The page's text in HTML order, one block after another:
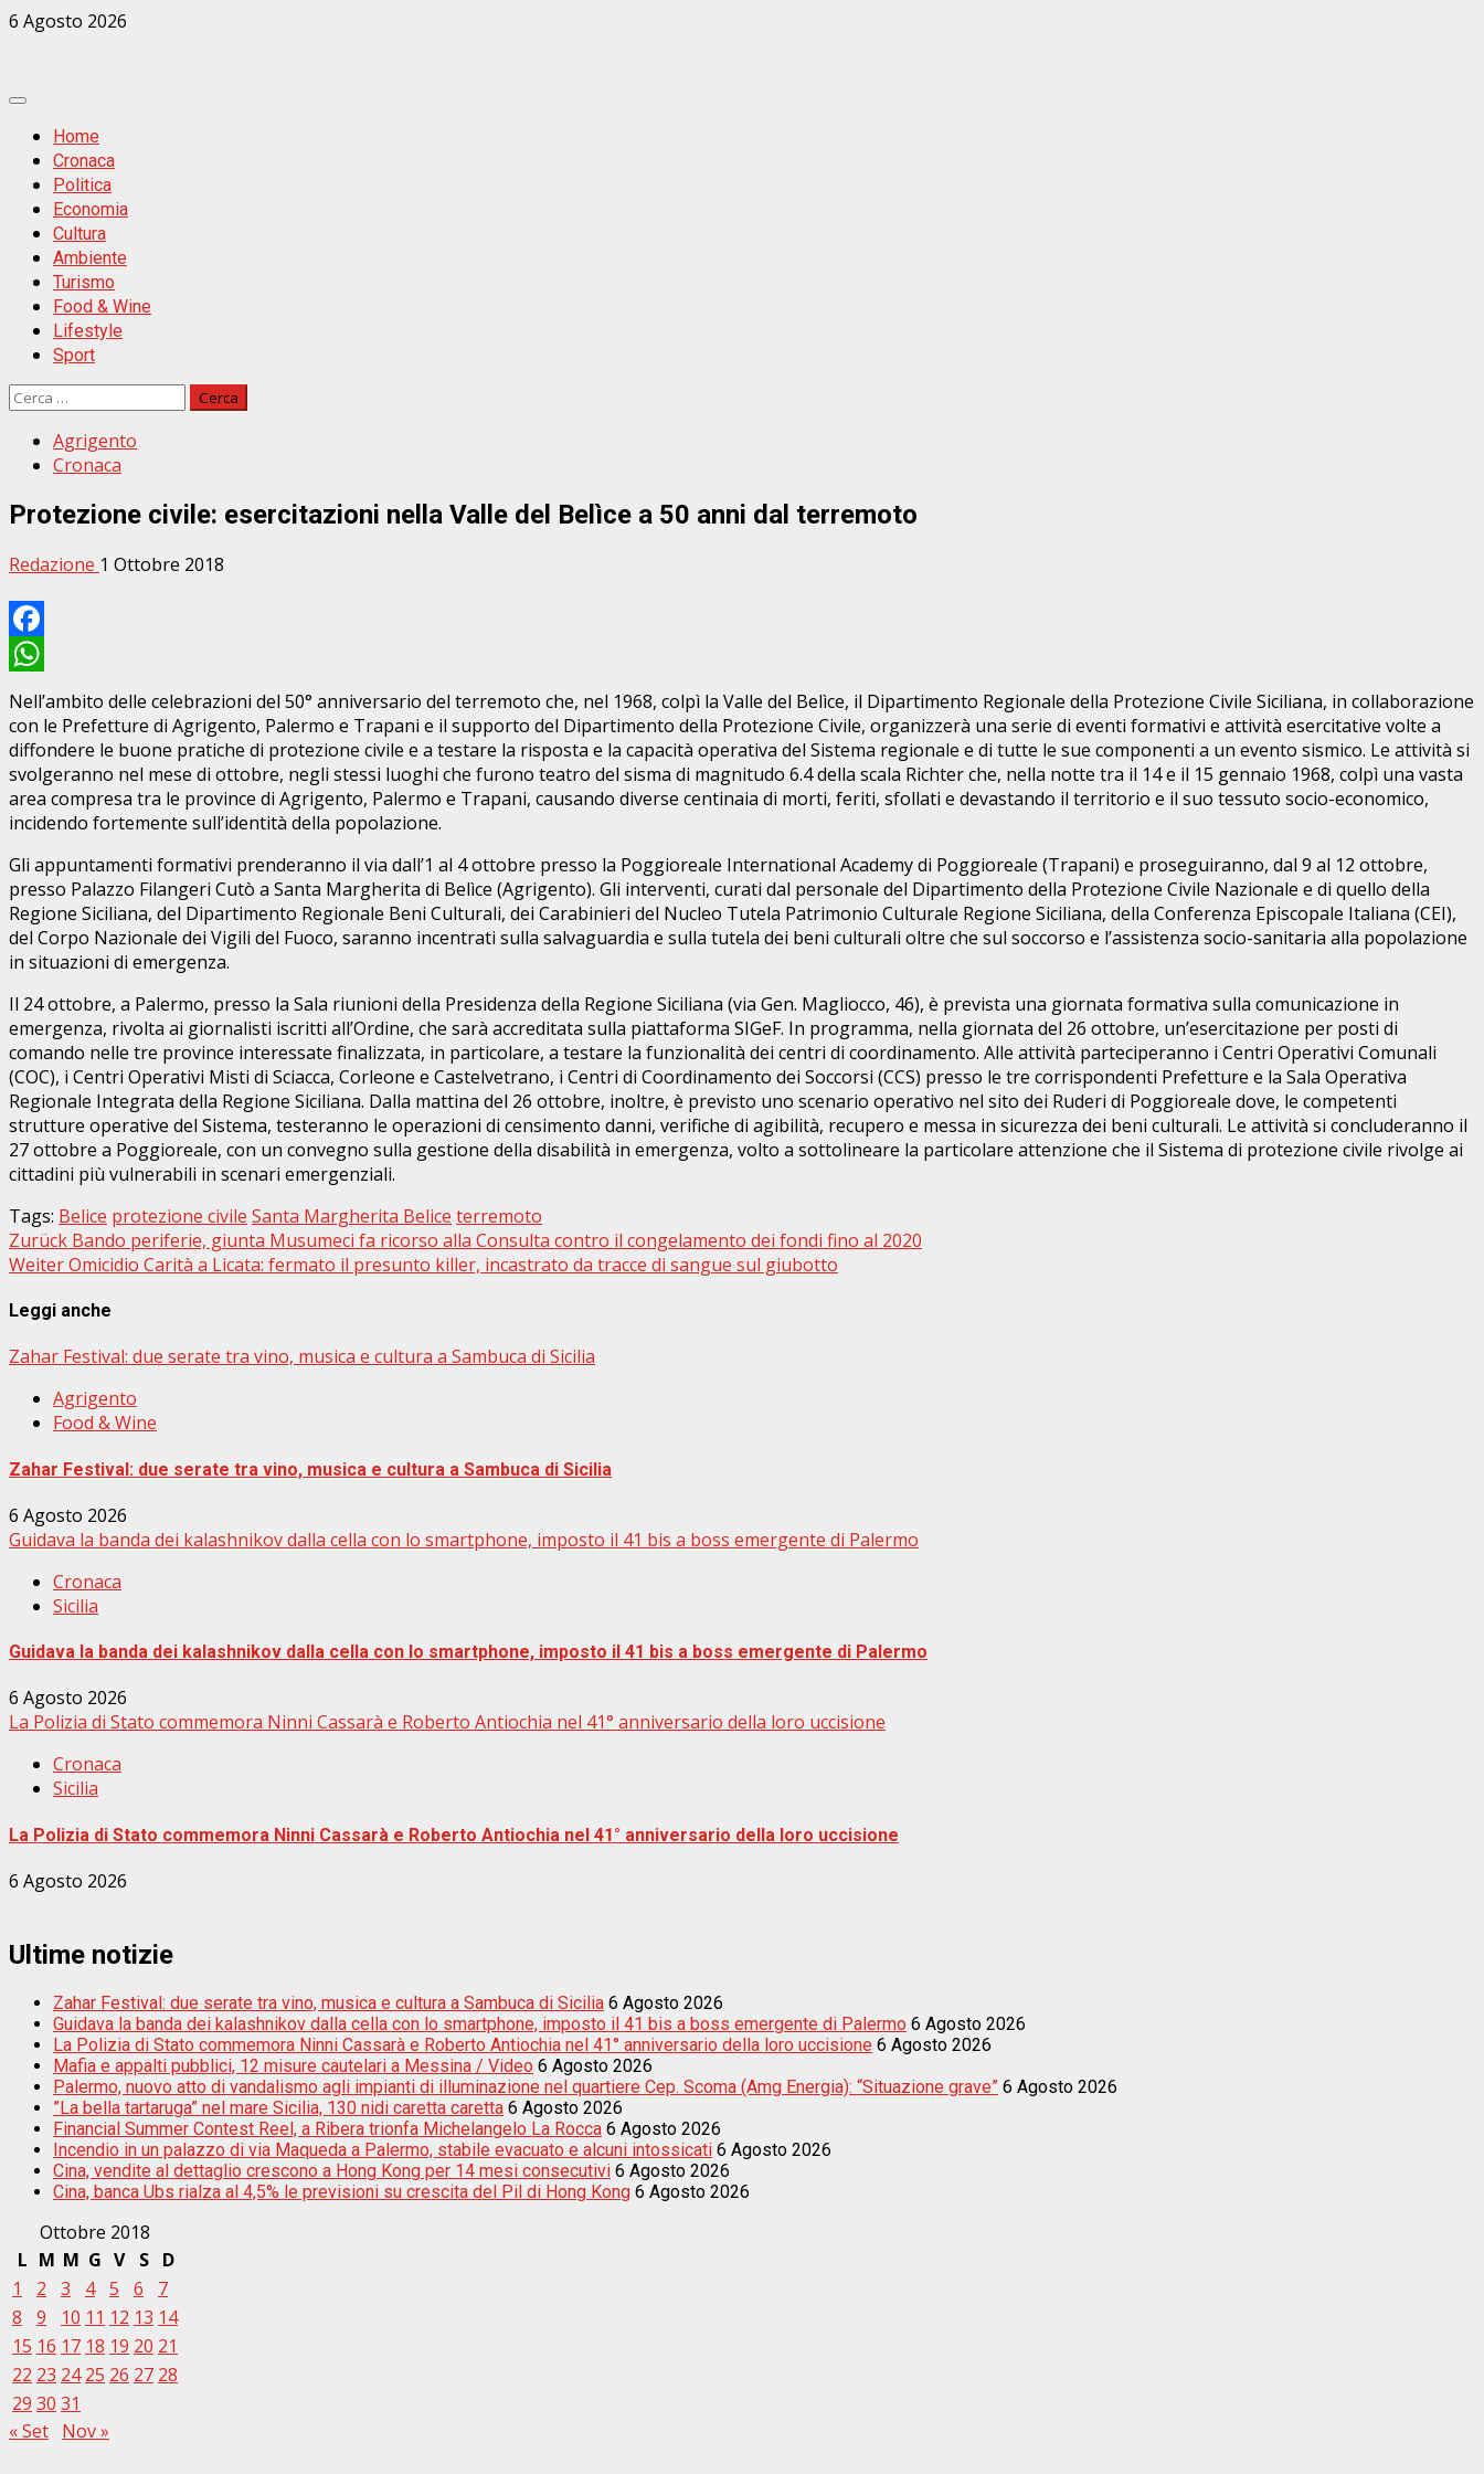
Zum
6 Agosto 2026
Primäres
MenüHome
Cronaca
Politica
Economia
Cultura
Ambiente
Turismo
Food & Wine
Lifestyle
Sport
Ricerca
Agrigento
Cronaca
Protezione civile: esercitazioni nella Valle del Belìce a 50 anni dal terremoto
Redazione 1 Ottobre 2018
Facebook
WhatsApp
Nell’ambito delle celebrazioni del 50° anniversario del terremoto che, nel 1968, colpì la Valle del Belìce, il Dipartimento Regionale della Protezione Civile Siciliana, in collaborazione
con le Prefetture di Agrigento, Palermo e Trapani e il supporto del Dipartimento della Protezione Civile, organizzerà una serie di eventi formativi e attività esercitative volte a
diffondere le buone pratiche di protezione civile e a testare la risposta e la capacità operativa del Sistema regionale e di tutte le sue componenti a un evento sismico. Le attività si
svolgeranno nel mese di ottobre, negli stessi luoghi che furono teatro del sisma di magnitudo 6.4 della scala Richter che, nella notte tra il 14 e il 15 gennaio 1968, colpì una vasta
area compresa tra le province di Agrigento, Palermo e Trapani, causando diverse centinaia di morti, feriti, sfollati e devastando il territorio e il suo tessuto socio-economico,
incidendo fortemente sull’identità della popolazione.
Gli appuntamenti formativi prenderanno il via dall’1 al 4 ottobre presso la Poggioreale International Academy di Poggioreale (Trapani) e proseguiranno, dal 9 al 12 ottobre,
presso Palazzo Filangeri Cutò a Santa Margherita di Belìce (Agrigento). Gli interventi, curati dal personale del Dipartimento della Protezione Civile Nazionale e di quello della
Regione Siciliana, del Dipartimento Regionale Beni Culturali, dei Carabinieri del Nucleo Tutela Patrimonio Culturale Regione Siciliana, della Conferenza Episcopale Italiana (CEI),
del Corpo Nazionale dei Vigili del Fuoco, saranno incentrati sulla salvaguardia e sulla tutela dei beni culturali oltre che sul soccorso e l’assistenza socio-sanitaria alla popolazione
in situazioni di emergenza.
Il 24 ottobre, a Palermo, presso la Sala riunioni della Presidenza della Regione Siciliana (via Gen. Magliocco, 46), è prevista una giornata formativa sulla comunicazione in
emergenza, rivolta ai giornalisti iscritti all’Ordine, che sarà accreditata sulla piattaforma SIGeF. In programma, nella giornata del 26 ottobre, un’esercitazione per posti di
comando nelle tre province interessate finalizzata, in particolare, a testare la funzionalità dei centri di coordinamento. Alle attività parteciperanno i Centri Operativi Comunali
(COC), i Centri Operativi Misti di Sciacca, Corleone e Castelvetrano, i Centri di Coordinamento dei Soccorsi (CCS) presso le tre corrispondenti Prefetture e la Sala Operativa
Regionale Integrata della Regione Siciliana. Dalla mattina del 26 ottobre, inoltre, è previsto uno scenario operativo nel sito dei Ruderi di Poggioreale dove, le competenti
strutture operative del Sistema, testeranno le operazioni di censimento danni, verifiche di agibilità, recupero e messa in sicurezza dei beni culturali. Le attività si concluderanno il
27 ottobre a Poggioreale, con un convegno sulla gestione della disabilità in emergenza, volto a sottolineare la particolare attenzione che il Sistema di protezione civile rivolge ai
cittadini più vulnerabili in scenari emergenziali.
Tags: Belice protezione civile Santa Margherita Belice terremoto
Beitragsnavigation
Zurück Bando periferie, giunta Musumeci fa ricorso alla Consulta contro il congelamento dei fondi fino al 2020
WeiterOmicidio Carità a Licata: fermato il presunto killer, incastrato da tracce di sangue sul giubotto
Leggi anche
Zahar Festival: due serate tra vino, musica e cultura a Sambuca di Sicilia
Agrigento
Food & Wine
Zahar Festival: due serate tra vino, musica e cultura a Sambuca di Sicilia
6 Agosto 2026
Guidava la banda dei kalashnikov dalla cella con lo smartphone, imposto il 41 bis a boss emergente di Palermo
Cronaca
Sicilia
Guidava la banda dei kalashnikov dalla cella con lo smartphone, imposto il 41 bis a boss emergente di Palermo
6 Agosto 2026
La Polizia di Stato commemora Ninni Cassarà e Roberto Antiochia nel 41° anniversario della loro uccisione
Cronaca
Sicilia
La Polizia di Stato commemora Ninni Cassarà e Roberto Antiochia nel 41° anniversario della loro uccisione
6 Agosto 2026
Ultime notizie
Zahar Festival: due serate tra vino, musica e cultura a Sambuca di Sicilia 6 Agosto 2026
Guidava la banda dei kalashnikov dalla cella con lo smartphone, imposto il 41 bis a boss emergente di Palermo 6 Agosto 2026
La Polizia di Stato commemora Ninni Cassarà e Roberto Antiochia nel 41° anniversario della loro uccisione 6 Agosto 2026
Mafia e appalti pubblici, 12 misure cautelari a Messina / Video 6 Agosto 2026
Palermo, nuovo atto di vandalismo agli impianti di illuminazione nel quartiere Cep. Scoma (Amg Energia): “Situazione grave” 6 Agosto 2026
”La bella tartaruga” nel mare Sicilia, 130 nidi caretta caretta 6 Agosto 2026
Financial Summer Contest Reel, a Ribera trionfa Michelangelo La Rocca 6 Agosto 2026
Incendio in un palazzo di via Maqueda a Palermo, stabile evacuato e alcuni intossicati 6 Agosto 2026
Cina, vendite al dettaglio crescono a Hong Kong per 14 mesi consecutivi 6 Agosto 2026
Cina, banca Ubs rialza al 4,5% le previsioni su crescita del Pil di Hong Kong 6 Agosto 2026
Ottobre 2018
L M M G V S
D
1
2 3 4 5 6
7
8
9 10 11 12 13 14
15 16 17 18 19 20 21
22 23 24 25 26 27 28
29 30 31
« Set Nov »